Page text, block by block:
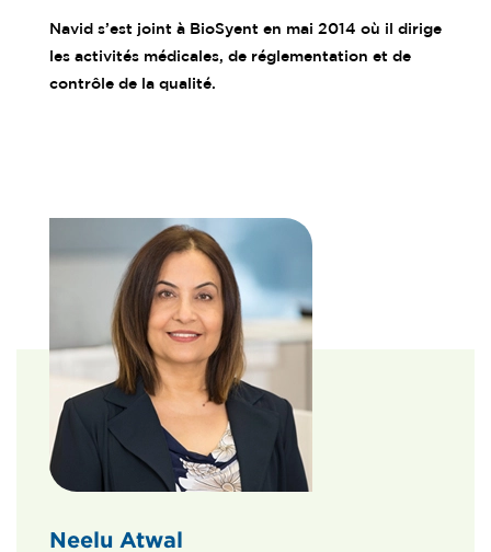
Navid s’est joint à BioSyent en mai 2014 où il dirige
les activités médicales, de réglementation et de
contrôle de la qualité.
Neelu Atwal